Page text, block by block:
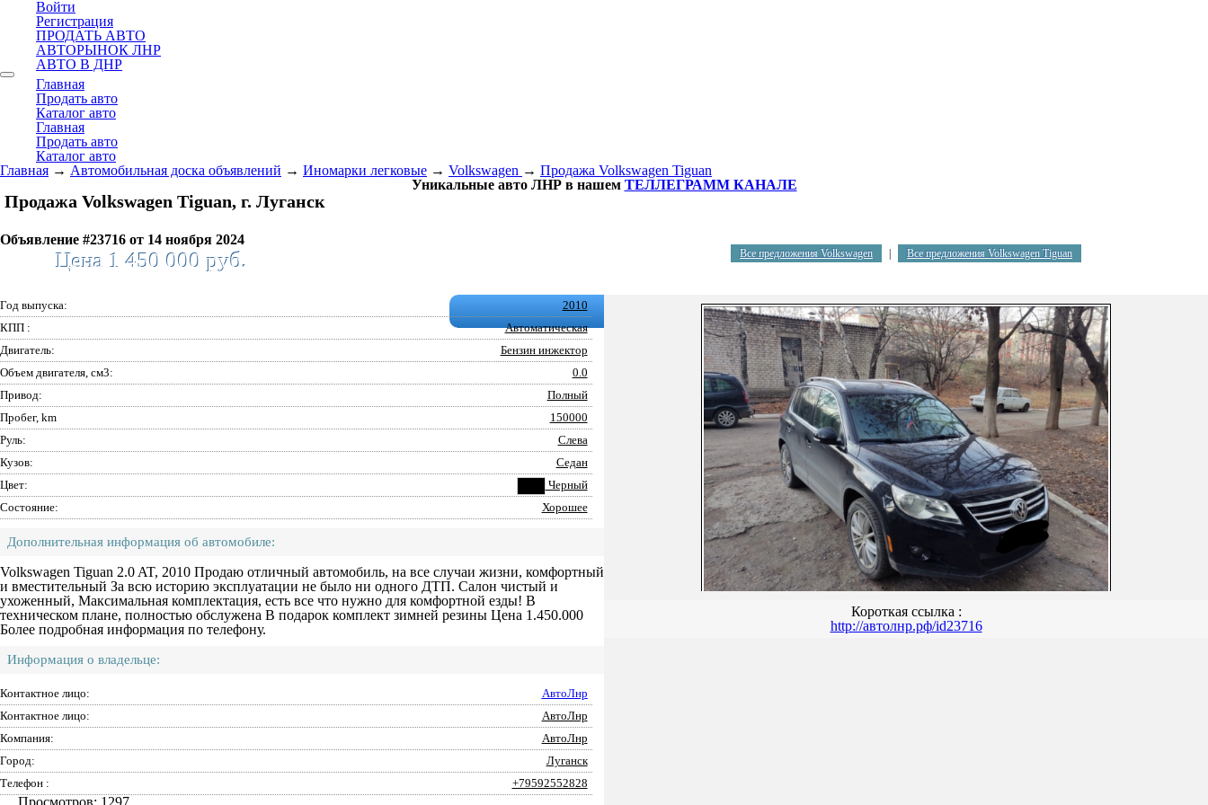
Войти
Регистрация
ПРОДАТЬ АВТО
АВТОРЫНОК ЛНР
АВТО В ДНР
Главная
Продать авто
Каталог авто
Главная
Продать авто
Каталог авто
Главная → Автомобильная доска объявлений → Иномарки легковые → Volkswagen → Продажа Volkswagen Tiguan
Уникальные авто ЛНР в нашем ТЕЛЛЕГРАММ КАНАЛЕ
Продажа Volkswagen Tiguan, г. Луганск
Объявление #23716 от 14 ноября 2024
Цена 1 450 000 руб. Все предложения Volkswagen Все предложения Volkswagen Tiguan
Год выпуска:
2010
КПП :
Автоматическая
Двигатель:
Бензин инжектор
Объем двигателя, см3:
0.0
Привод:
Полный
Пробег, km
150000
Руль:
Слева
Кузов:
Седан
Цвет:
Черный
Состояние:
Хорошее
Дополнительная информация об автомобиле:
Volkswagen Tiguan 2.0 AT, 2010 Продаю отличный автомобиль, на все случаи жизни, комфортный
и вместительный За всю историю эксплуатации не было ни одного ДТП. Салон чистый и
ухоженный, Максимальная комплектация, есть все что нужно для комфортной езды! В
техническом плане, полностью обслужена В подарок комплект зимней резины Цена 1.450.000
Более подробная информация по телефону.
Информация о владельце:
Контактное лицо:
АвтоЛнр
Контактное лицо:
АвтоЛнр
Компания:
АвтоЛнр
Город:
Луганск
Телефон :
+79592552828
Просмотров: 1297
Короткая ссылка :
http://автолнр.рф/id23716